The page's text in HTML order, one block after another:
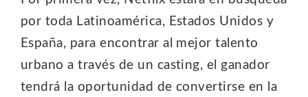
por toda Latinoamérica, Estados Unidos y
España, para encontrar al mejor talento
urbano a través de un casting, el ganador
tendrá la oportunidad de convertirse en la